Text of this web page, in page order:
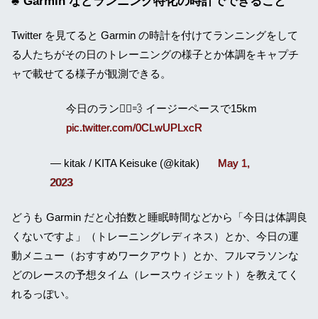
Twitter を見てると Garmin の時計を付けてランニングをして
る人たちがその日のトレーニングの様子とか体調をキャプチ
ャで載せてる様子が観測できる。
今日のラン🏃‍♂️💨 イージーペースで15km
pic.twitter.com/0CLwUPLxcR
— kitak / KITA Keisuke (@kitak)
May 1,
2023
どうも Garmin だと心拍数と睡眠時間などから「今日は体調良
くないですよ」（トレーニングレディネス）とか、今日の運
動メニュー（おすすめワークアウト）とか、フルマラソンな
どのレースの予想タイム（レースウィジェット）を教えてく
れるっぽい。